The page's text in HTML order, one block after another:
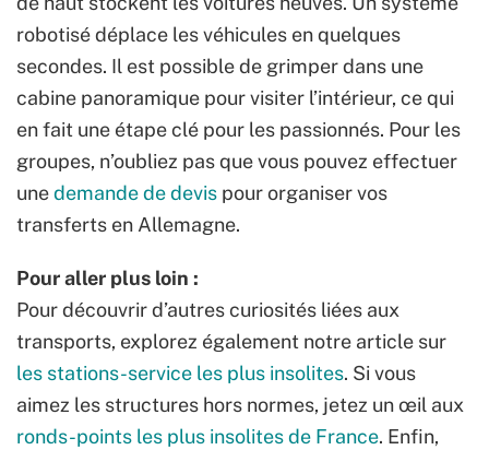
robotisé déplace les véhicules en quelques
secondes. Il est possible de grimper dans une
cabine panoramique pour visiter l’intérieur, ce qui
en fait une étape clé pour les passionnés. Pour les
groupes, n’oubliez pas que vous pouvez effectuer
unedemande de devis pour organiser vos
transferts en Allemagne.
Pour aller plus loin :
Pour découvrir d’autres curiosités liées aux
transports, explorez également notre article sur
les stations-service les plus insolites. Si vous
aimez les structures hors normes, jetez un œil aux
ronds-points les plus insolites de France. Enfin,